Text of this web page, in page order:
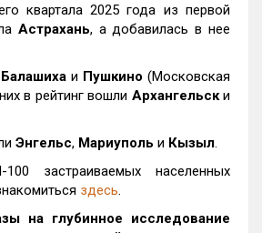
квартала 2025 года из первой
Астрахань, а добавилась в нее
Балашиха и Пушкино (Московская
в рейтинг вошли Архангельски
Энгельс, Мариуполь и Кызыл.
застраиваемых населенных
здесь.
на глубинное исследование